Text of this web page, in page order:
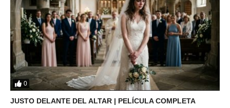
0
JUSTO DELANTE DEL ALTAR | PELÍCULA COMPLETA